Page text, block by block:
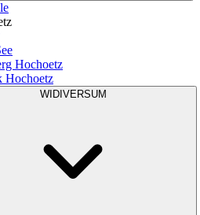
Hochoetz
Hochoetz
WIDIVERSUM